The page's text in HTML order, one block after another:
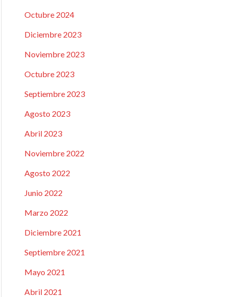
Octubre 2024
Diciembre 2023
Noviembre 2023
Octubre 2023
Septiembre 2023
Agosto 2023
Abril 2023
Noviembre 2022
Agosto 2022
Junio 2022
Marzo 2022
Diciembre 2021
Septiembre 2021
Mayo 2021
Abril 2021